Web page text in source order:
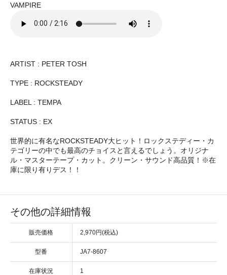
VAMPIRE
ARTIST : PETER TOSH
TYPE : ROCKSTEADY
LABEL : TEMPA
STATUS : EX
世界的に有名なROCKSTEADY大ヒット！ロックステディー・カ
テゴリーの中でも最高のチョイスと言えるでしょう。オリジナ
ル・マスターテープ・カット。クリーン・サウンド高品質！※在
庫に限り有りデス！！
その他の詳細情報
販売価格 2,970円(税込)
型番 JA7-8607
在庫状況 1